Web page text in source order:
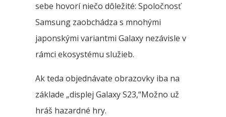
sebe hovorí niečo dôležité: Spoločnosť
Samsung zaobchádza s mnohými
japonskými variantmi Galaxy nezávisle v
rámci ekosystému služieb.
Ak teda objednávate obrazovky iba na
základe „displej Galaxy S23,“Možno už
hráš hazardné hry.